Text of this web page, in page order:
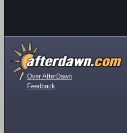
Over AfterDawn
Feedback